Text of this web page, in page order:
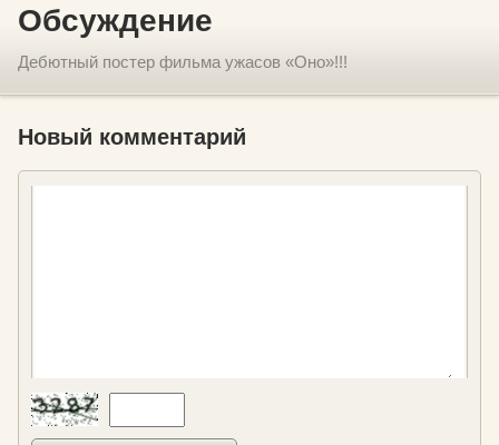
Обсуждение
Дебютный постер фильма ужасов «Оно»!!!
Новый комментарий